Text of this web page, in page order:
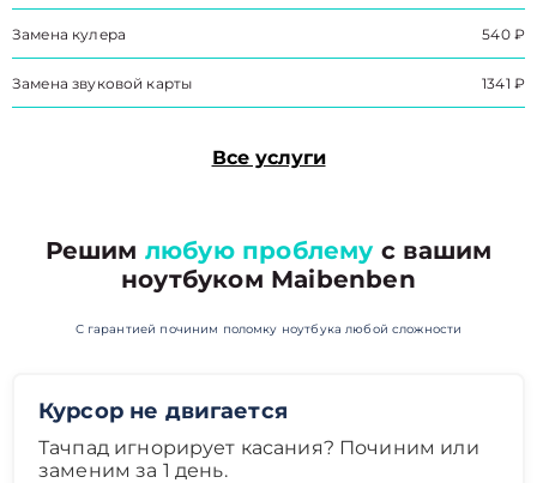
Замена кулера 540 ₽
Замена звуковой карты 1341 ₽
Все услуги
Решим любую проблему с вашим
ноутбуком Maibenben
С гарантией починим поломку ноутбука любой сложности
Курсор не двигается
Тачпад игнорирует касания? Починим или
заменим за 1 день.